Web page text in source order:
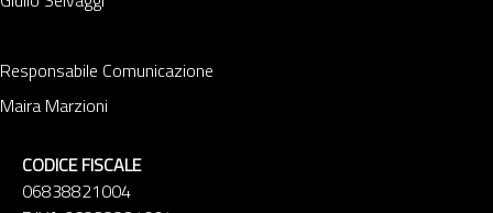
Responsabile Comunicazione
Maira Marzioni
CODICE FISCALE
06838821004